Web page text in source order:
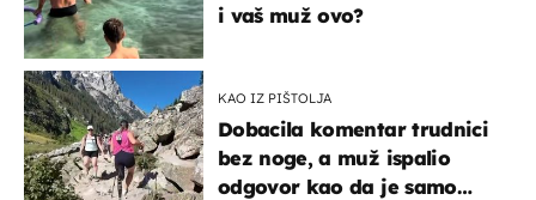
i vaš muž ovo?
KAO IZ PIŠTOLJA
Dobacila komentar trudnici
bez noge, a muž ispalio
odgovor kao da je samo